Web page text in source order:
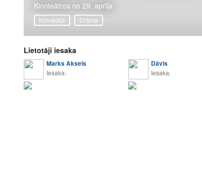
Kinoteātros no 29. aprīļa
Komēdija Drāma
Lietotāji iesaka
Marks Aksels
Iesaka:
Dāvis
Iesaka: